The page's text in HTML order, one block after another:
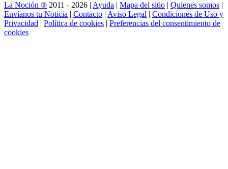
La Noción ® 2011 - 2026 | Ayuda | Mapa del sitio | Quienes somos |
Envíanos tu Noticia | Contacto | Aviso Legal | Condiciones de Uso y
Privacidad | Política de cookies | Preferencias del consentimiento de
cookies